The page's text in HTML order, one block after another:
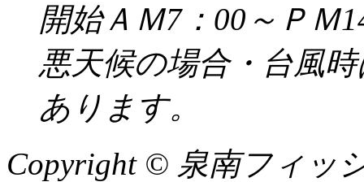
開始ＡＭ7：00～ＰＭ
悪天候の場合・台風
あります。
Copyright © 泉南フィッ